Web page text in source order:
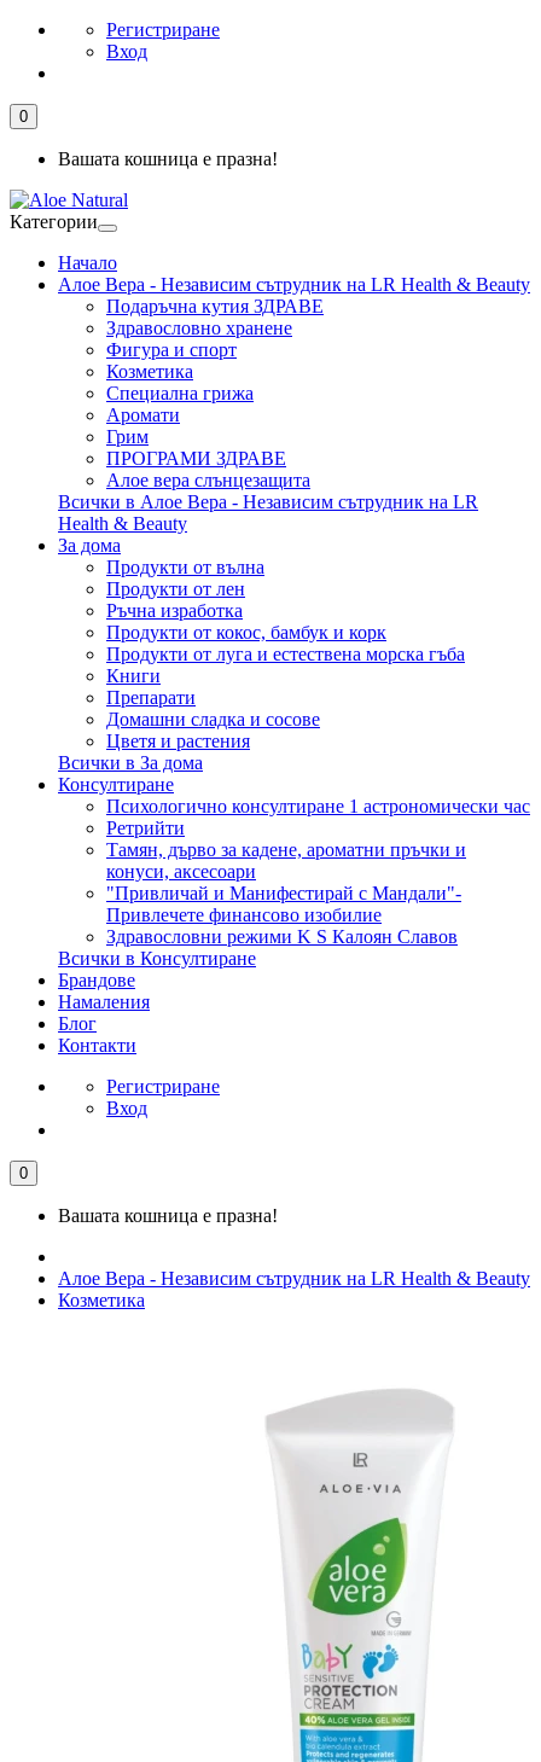
Регистриране
Вход
0
Вашата кошница е празна!
Категории
Начало
Алое Вера - Независим сътрудник на LR Health & Beauty
Подаръчна кутия ЗДРАВЕ
Здравословно хранене
Фигура и спорт
Козметика
Специална грижа
Аромати
Грим
ПРОГРАМИ ЗДРАВЕ
Алое вера слънцезащита
Всички в Алое Вера - Независим сътрудник на LR
Health & Beauty
За дома
Продукти от вълна
Продукти от лен
Ръчна изработка
Продукти от кокос, бамбук и корк
Продукти от луга и естествена морска гъба
Книги
Препарати
Домашни сладка и сосове
Цветя и растения
Всички в За дома
Консултиране
Психологично консултиране 1 астрономически час
Ретрийти
Тамян, дърво за кадене, ароматни пръчки и
конуси, аксесоари
"Привличай и Манифестирай с Мандали"-
Привлечете финансово изобилие
Здравословни режими K S Калоян Славов
Всички в Консултиране
Брандове
Намаления
Блог
Контакти
Регистриране
Вход
0
Вашата кошница е празна!
Алое Вера - Независим сътрудник на LR Health & Beauty
Козметика